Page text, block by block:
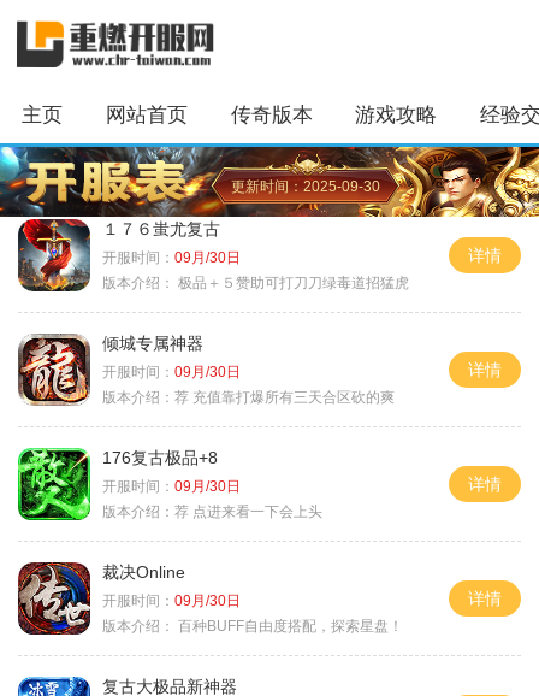
主页 网站首页 传奇版本 游戏攻略 经验
更新时间：2025-09-30
１７６蚩尤复古
开服时间： 09月/30日
版本介绍： 极品＋５赞助可打刀刀绿毒道招猛虎
详情
倾城专属神器
开服时间： 09月/30日
版本介绍： 荐 充值靠打爆所有三天合区砍的爽
详情
176复古极品+8
开服时间： 09月/30日
版本介绍： 荐 点进来看一下会上头
详情
裁决Online
开服时间： 09月/30日
版本介绍： 百种BUFF自由度搭配，探索星盘！
详情
复古大极品新神器